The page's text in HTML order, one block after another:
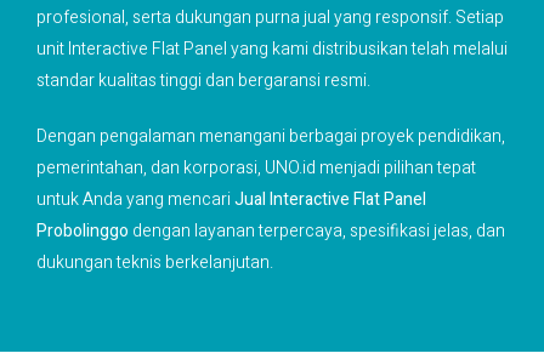
profesional, serta dukungan purna jual yang responsif. Setiap
unit Interactive Flat Panel yang kami distribusikan telah melalui
standar kualitas tinggi dan bergaransi resmi.
Dengan pengalaman menangani berbagai proyek pendidikan,
pemerintahan, dan korporasi, UNO.id menjadi pilihan tepat
untuk Anda yang mencariJual Interactive Flat Panel
Probolinggo dengan layanan terpercaya, spesifikasi jelas, dan
dukungan teknis berkelanjutan.